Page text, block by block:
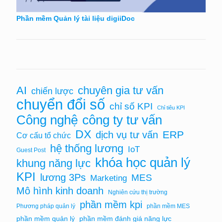
Phần mềm Quản lý tài liệu digiiDoc
AI chiến lược chuyên gia tư vấn
chuyển đổi số chỉ số KPI Chỉ tiêu KPI
Công nghệ công ty tư vấn
Cơ cấu tổ chức DX dịch vụ tư vấn ERP
Guest Post hệ thống lương IoT
khung năng lực khóa học quản lý
KPI lương 3Ps Marketing MES
Mô hình kinh doanh
Nghiên cứu thị trường
Phương pháp quản lý
phần mềm kpi phần mềm MES
phần mềm quản lý phần mềm đánh giá năng lực